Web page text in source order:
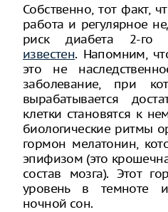
Собственно, тот факт,
работа и регулярное
риск диабета 2-го
известен. Напомним,
это не
заболевание, при
вырабатывается
клетки становятся к
биологические ритмы
гормон мелатонин,
эпифизом (это
состав мозга). Этот
уровень в темноте
ночной сон.